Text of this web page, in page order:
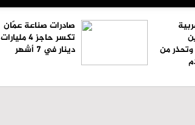
وتحذر من
صادرات صناعة عمّان
تكسر حاجز 4 مليارات
دينار في 7 أشهر